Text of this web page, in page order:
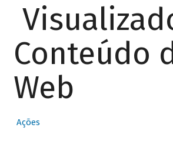
Conteúdo
Web
Ações